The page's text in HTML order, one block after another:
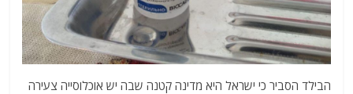
הבילד הסביר כי ישראל היא מדינה קטנה שבה יש אוכלוסייה צעירה